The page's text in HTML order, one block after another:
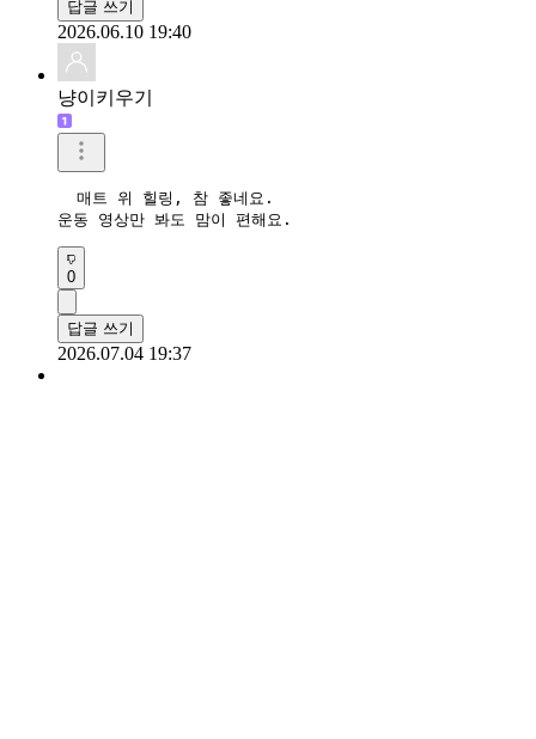
답글 쓰기
2026.06.10 19:40
냥이키우기
  매트 위 힐링, 참 좋네요.
운동 영상만 봐도 맘이 편해요.
0
답글 쓰기
2026.07.04 19:37